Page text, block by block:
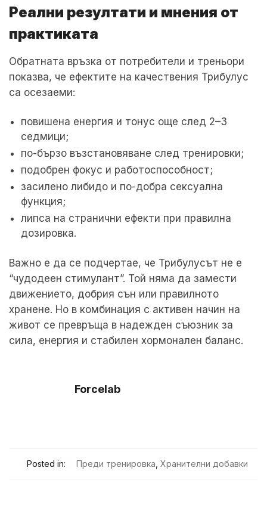
Реални резултати и мнения от
практиката
Обратната връзка от потребители и треньори
показва, че ефектите на качествения Трибулус
са осезаеми:
повишена енергия и тонус още след 2–3
седмици;
по-бързо възстановяване след тренировки;
подобрен фокус и работоспособност;
засилено либидо и по-добра сексуална
функция;
липса на странични ефекти при правилна
дозировка.
Важно е да се подчертае, че Трибулусът не е
“чудодеен стимулант”. Той няма да замести
движението, добрия сън или правилното
хранене. Но в комбинация с активен начин на
живот се превръща в надежден съюзник за
сила, енергия и стабилен хормонален баланс.
Forcelab
Posted in: Преди тренировка Хранителни добавки